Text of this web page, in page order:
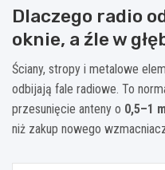
Dlaczego radio
oknie, a źle w
Ściany, stropy i metalowe
odbijają fale radiowe. To
przesunięcie anteny o 0,5–1
niż zakup nowego